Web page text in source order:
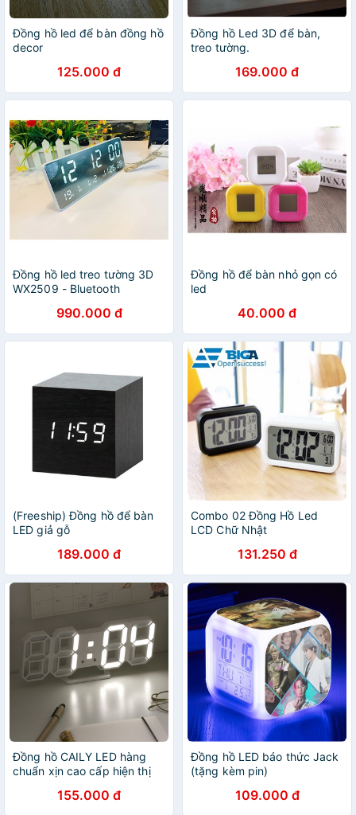
Đồng hồ led để bàn đồng hồ
decor
125.000 đ
Đồng hồ Led 3D để bàn,
treo tường.
169.000 đ
Đồng hồ led treo tường 3D
WX2509 - Bluetooth
990.000 đ
Đồng hồ để bàn nhỏ gọn có
led
40.000 đ
(Freeship) Đồng hồ để bàn
LED giả gỗ
189.000 đ
Combo 02 Đồng Hồ Led
LCD Chữ Nhật
131.250 đ
Đồng hồ CAILY LED hàng
chuẩn xịn cao cấp hiện thị
hiện đại (ảnh thật, LED xịn)
155.000 đ
Đồng hồ LED báo thức Jack
(tặng kèm pin)
109.000 đ